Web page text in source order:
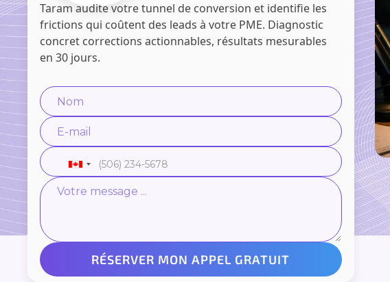
Taram audite votre tunnel de conversion et identifie les
frictions qui coûtent des leads à votre PME. Diagnostic
concret corrections actionnables, résultats mesurables
en 30 jours.